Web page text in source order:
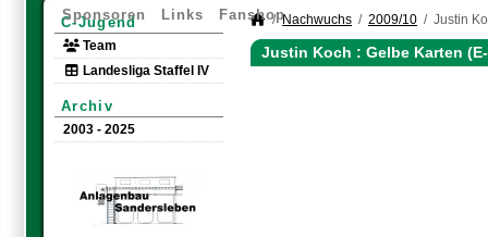
Sponsoren Links Fanshop
C-Jugend
Team
Landesliga Staffel IV
Archiv
2003 - 2025
Nachwuchs 2009/10 Justin
Justin Koch : Gelbe Karten